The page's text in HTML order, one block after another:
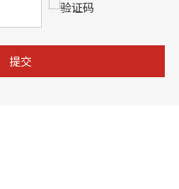
提交